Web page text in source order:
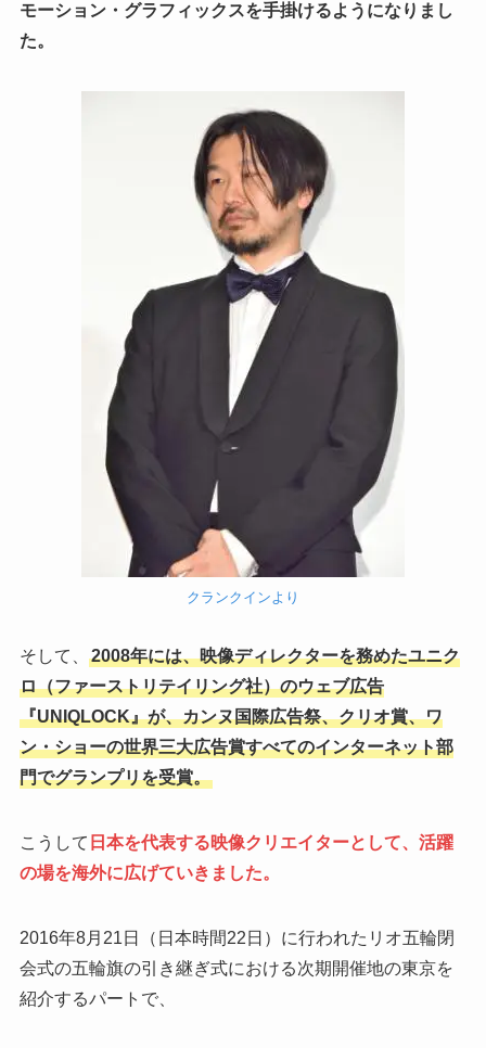
モーション・グラフィックスを手掛けるようになりまし
た。
クランクインより
そして、
2008年には、映像ディレクターを務めたユニク
ロ（ファーストリテイリング社）のウェブ広告
『UNIQLOCK』が、カンヌ国際広告祭、クリオ賞、ワ
ン・ショーの世界三大広告賞すべてのインターネット部
門でグランプリを受賞。
こうして 日本を代表する映像クリエイターとして、活躍
の場を海外に広げていきました。
2016年8月21日（日本時間22日）に行われたリオ五輪閉
会式の五輪旗の引き継ぎ式における次期開催地の東京を
紹介するパートで、